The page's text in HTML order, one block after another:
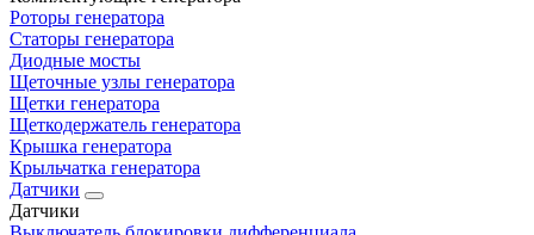
Роторы генератора
Статоры генератора
Диодные мосты
Щеточные узлы генератора
Щетки генератора
Щеткодержатель генератора
Крышка генератора
Крыльчатка генератора
Датчики
Датчики